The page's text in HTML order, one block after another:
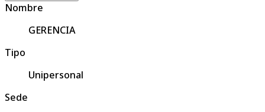
Nombre
GERENCIA
Tipo
Unipersonal
Sede